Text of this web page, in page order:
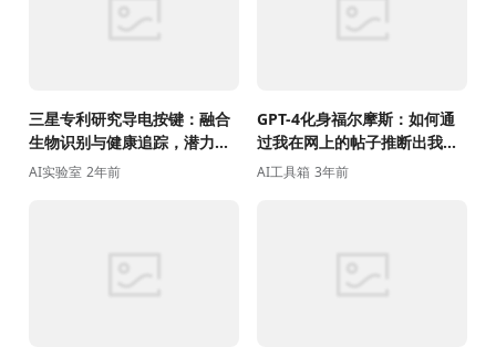
三星专利研究导电按键：融合
生物识别与健康追踪，潜力重
塑用户交互体验
AI实验室 2年前
GPT-4化身福尔摩斯：如何通
过我在网上的帖子推断出我的
个人隐私？
AI工具箱 3年前